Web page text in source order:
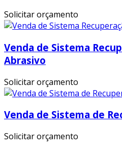
Solicitar orçamento
Venda de Sistema
Abrasivo
Solicitar orçamento
Venda de Sistema de
Solicitar orçamento